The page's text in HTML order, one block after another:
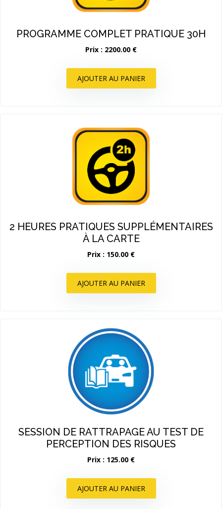
PROGRAMME COMPLET PRATIQUE 30H
Prix : 2200.00 €
AJOUTER AU PANIER
2 HEURES PRATIQUES SUPPLÉMENTAIRES
À LA CARTE
Prix : 150.00 €
AJOUTER AU PANIER
SESSION DE RATTRAPAGE AU TEST DE
PERCEPTION DES RISQUES
Prix : 125.00 €
AJOUTER AU PANIER